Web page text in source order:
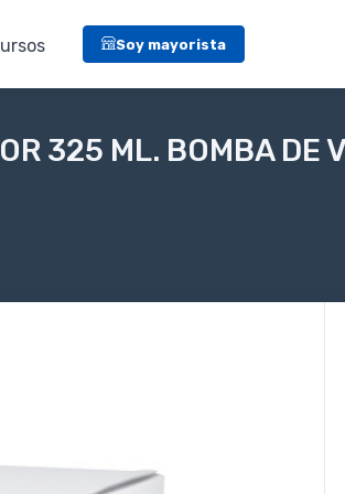
Soy mayorista
325 ML. BOMBA DE